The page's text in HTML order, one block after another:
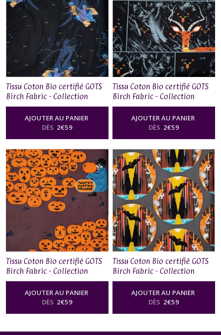
Tissu Coton Bio certifié GOTS
Birch Fabric - Collection
Charley Harper Halloween,
Scare or be Scared
AJOUTER AU PANIER
DÈS 2€59
Tissu Coton Bio certifié GOTS
Birch Fabric - Collection
Charley Harper Halloween,
Night Gazelle
AJOUTER AU PANIER
DÈS 2€59
Tissu Coton Bio certifié GOTS
Birch Fabric - Collection
Charley Harper Halloween,
Jack-O-Lantern
AJOUTER AU PANIER
DÈS 2€59
Tissu Coton Bio certifié GOTS
Birch Fabric - Collection
Charley Harper Halloween,
Bat CaveAJOUTER AU PANIER
DÈS 2€59